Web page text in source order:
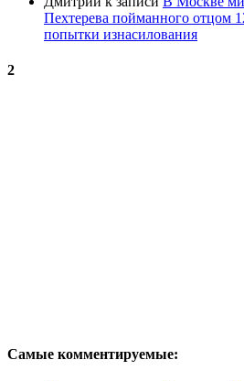
Пехтерева пойманного отцом
попытки изнасилования
2
Самые комментируемые: